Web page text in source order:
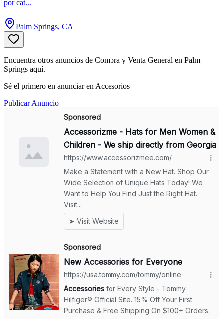
por cat...
Palm Springs, CA
Encuentra otros anuncios de Compra y Venta General en Palm
Springs aquí.
Sé el primero en anunciar en Accesorios
Publicar Anuncio